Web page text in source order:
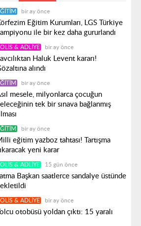
bir ay önce
Eğitim Kurumları, LGS Türkiye
ile bir kez daha gururlandı
& ADLIYE bir ay önce
Haluk Levent kararı!
alındı
bir ay önce
mesele, milyonlarca çocuğun
tek bir sınava bağlanmış
bir ay önce
eğitim yazboz tahtası! Tartışma
yeni karar
& ADLIYE 15 gün önce
Başkan saatlerce sandalye üstünde
& ADLIYE bir ay önce
otobüsü yoldan çıktı: 15 yaralı